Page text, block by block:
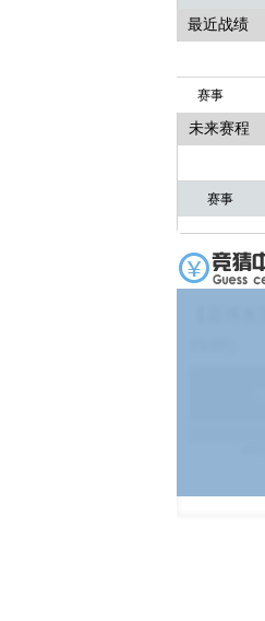
最近战绩
赛事
未来赛程
赛事